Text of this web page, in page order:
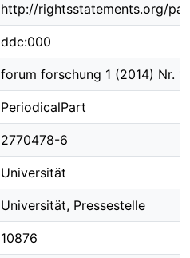
http://rightsstatements.org/
ddc:000
forum forschung 1 (2014) Nr. 1
PeriodicalPart
2770478-6
Universität
Universität, Pressestelle
10876